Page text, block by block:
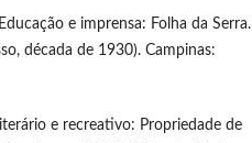
e imprensa: Folha da Serra.
década de 1930). Campinas:
e recreativo: Propriedade de